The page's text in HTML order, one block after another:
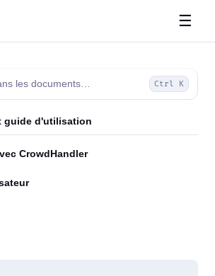
☰
les documents… Ctrl K
guide d'utilisation
CrowdHandler